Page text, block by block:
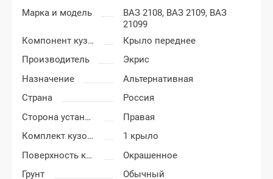
Марка и модель
ВАЗ 2108, ВАЗ 2109, ВАЗ
21099
Компонент кузова
Крыло переднее
Производитель
Экрис
Назначение
Альтернативная
Страна
Россия
Сторона установки
Правая
Комплект кузовных деталей
1 крыло
Поверхность крыла
Окрашенное
Грунт
Обычный